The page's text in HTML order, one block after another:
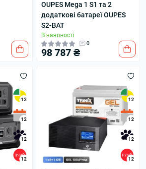
OUPES Mega 1 S1 та 2
додаткові батареї OUPES
S2-BAT
В наявності
0
98 787 ₴
12
12
12
12
12
12
12
12